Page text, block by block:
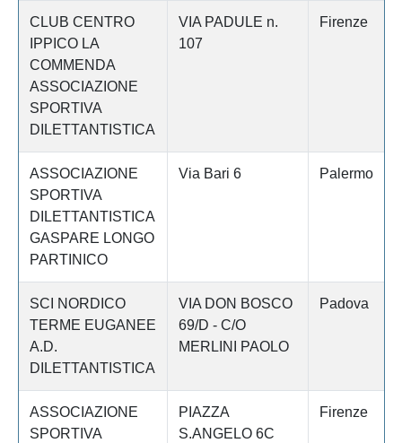
CLUB CENTRO
IPPICO LA
COMMENDA
ASSOCIAZIONE
SPORTIVA
DILETTANTISTICA
VIA PADULE n.
107
Firenze
ASSOCIAZIONE
SPORTIVA
DILETTANTISTICA
GASPARE LONGO
PARTINICO
Via Bari 6 Palermo
SCI NORDICO
TERME EUGANEE
A.D.
DILETTANTISTICA
VIA DON BOSCO
69/D - C/O
MERLINI PAOLO
Padova
ASSOCIAZIONE
SPORTIVA
PIAZZA
S.ANGELO 6C
Firenze